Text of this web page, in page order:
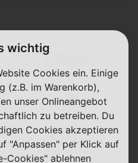
Details
1&1
FLAT
Telefon & SMS
wichtig
Cookies ein. Einige
(z.B. im Warenkorb),
unser Onlineangebot
zu betreiben. Du
Cookies akzeptieren
"Anpassen" per Klick auf
Cookies" ablehnen